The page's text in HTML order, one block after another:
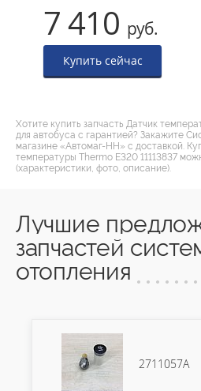
7 410 руб.
Купить сейчас
Хотите купить запчасть Датчик
для автобуса с гарантией? Закажите
магазине «Автомаг-НН» с доставкой.
температуры Thermo E320 11113837
(характеристики, фото, описание).
Лучшие
запчастей
отопления
2711057А